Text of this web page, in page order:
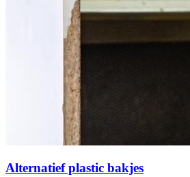
Alternatief plastic bakjes